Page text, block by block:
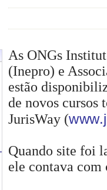
As ONGs
(Inepro) e
estão
de novos cursos
JurisWay (
Quando site foi
ele contava com